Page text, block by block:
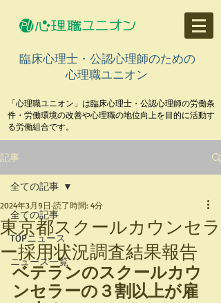
臨床心理士・公認心理師のための
心理職ユニオン
「心理職ユニオン」は臨床心理士・公認心理師の労働条
件・労働環境の改善や心理職の地位向上を目的に活動す
る労働組合です。
記事
全ての記事
TOPニュース
ニュース一覧
全ての記事
東京都スクールカウンセラ
ー採用状況調査結果報告
2024年3月9日 読了時間: 4分
ベテランのスクールカウ
ンセラーの３割以上が雇